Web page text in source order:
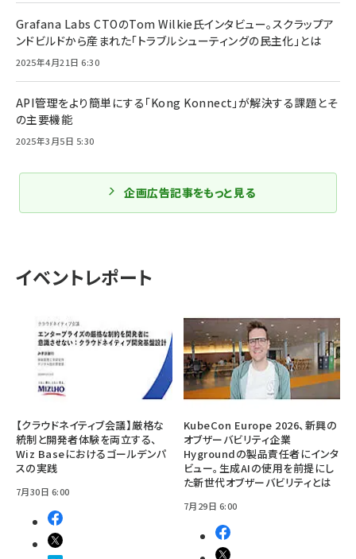
イベントレポート
【クラウドネイティブ会議】厳格な
統制と開発者体験を両立する、
Wiz Baseにおけるゴールデンパ
スの実践
7月30日 6:00
KubeCon Europe 2026、新興の
オブザーバビリティ企業
Hygroundの製品責任者にインタ
ビュー。生成AIの使用を前提にし
た新世代オブザーバビリティとは
7月29日 6:00
Grafana Labs CTOのTom Wilkie氏インタビュー。スクラップア
ンドビルドから産まれた「トラブルシューティングの民主化」とは
2025年4月21日 6:30
API管理をより簡単にする「Kong Konnect」が解決する課題とそ
の主要機能
2025年3月5日 5:30
企画広告記事をもっと見る